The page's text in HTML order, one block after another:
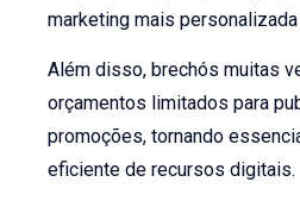
marketing mais
Além disso, brechós muitas
orçamentos limitados para
promoções, tornando
eficiente de recursos digitais.